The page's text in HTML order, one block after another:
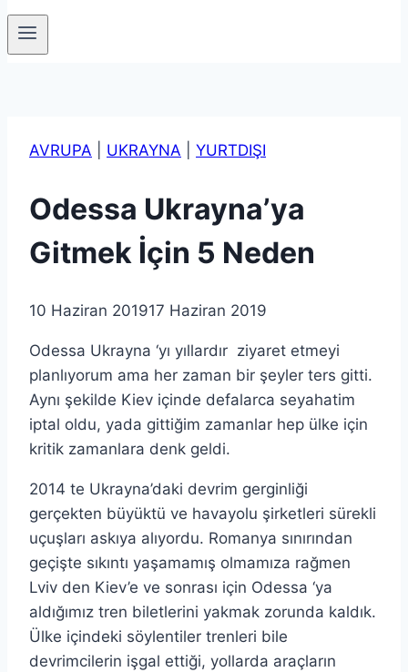
AVRUPA UKRAYNA YURTDIŞI
Odessa Ukrayna’ya
Gitmek İçin 5 Neden
10 Haziran 201917 Haziran 2019
Odessa Ukrayna ‘yı yıllardır ziyaret etmeyi
planlıyorum ama her zaman bir şeyler ters gitti.
Aynı şekilde Kiev içinde defalarca seyahatim
iptal oldu, yada gittiğim zamanlar hep ülke için
kritik zamanlara denk geldi.
2014 te Ukrayna’daki devrim gerginliği
gerçekten büyüktü ve havayolu şirketleri sürekli
uçuşları askıya alıyordu. Romanya sınırından
geçişte sıkıntı yaşamamış olmamıza rağmen
Lviv den Kiev’e ve sonrası için Odessa ‘ya
aldığımız tren biletlerini yakmak zorunda kaldık.
Ülke içindeki söylentiler trenleri bile
devrimcilerin işgal ettiği, yollarda araçların